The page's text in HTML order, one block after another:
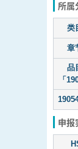
所属
类
章
品
「
申报